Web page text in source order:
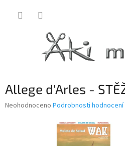
Allege d'Arles -
Průměrné
Neohodnoceno Podrobnosti hodnocení